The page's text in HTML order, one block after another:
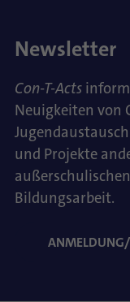
Newsletter
Con-T-Acts
Neuigkeiten von
und Projekte
Bildungsarbeit.